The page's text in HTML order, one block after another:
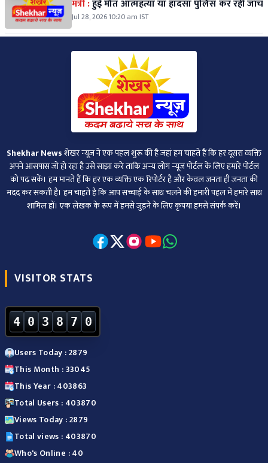
मंत्री :हुई मौत आत्महत्या या हादसा पुलिस कर रही जॉच
Jul 28, 2026 10:20 am IST
Shekhar Newsशेखर न्‍यूज ने एक पहल शुरू की है जहां हम चाहते हैं कि हर दूसरा व्‍यक्ति
अपने आसपास जो हो रहा है उसे साझा करे ताकि अन्‍य लोग न्‍यूज पोर्टल के लिए हमारे पोर्टल
को पढ़ सकें। हम मानते हैं कि हर एक व्यक्ति एक रिपोर्टर है और केवल जनता ही जनता की
मदद कर सकती है। हम चाहते हैं कि आप सच्चाई के साथ चलने की हमारी पहल में हमारे साथ
शामिल हों। एक लेखक के रूप में हमसे जुड़ने के लिए कृपया हमसे संपर्क करें।
VISITOR STATS
4 0 3 8 7 0
Users Today : 2879
This Month : 33045
This Year : 403863
Total Users : 403870
Views Today : 2879
Total views : 403870
Who's Online : 40